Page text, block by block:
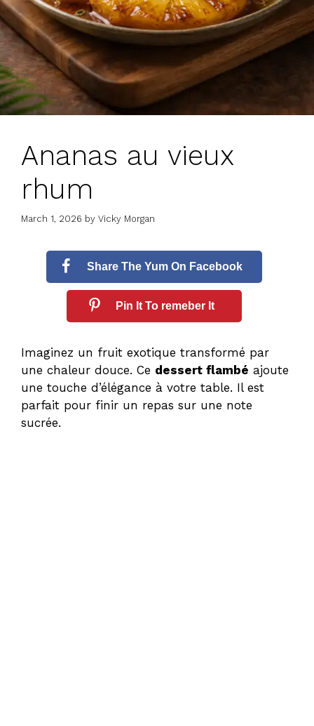
Ananas au vieux
rhum
March 1, 2026 by Vicky Morgan
Share The Yum On Facebook
Pin It To remeber It
Imaginez un fruit exotique transformé par
une chaleur douce. Ce dessert flambé ajoute
une touche d’élégance à votre table. Il est
parfait pour finir un repas sur une note
sucrée.